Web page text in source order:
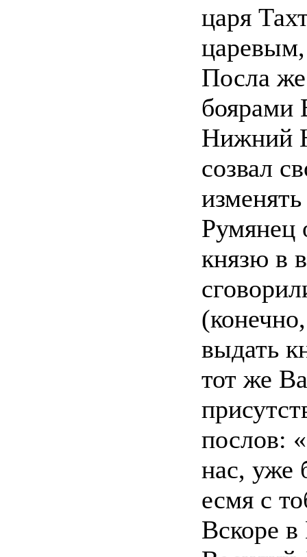
царя
Посла
боярами
Нижний
созвал
Румянец
князю в
выдать
тот же
послов:
нас, уже
есмя с
Вскоре